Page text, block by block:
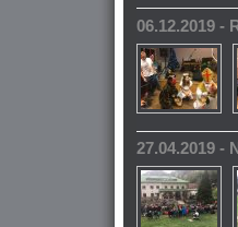
06.12.2019 -
27.04.2019 -